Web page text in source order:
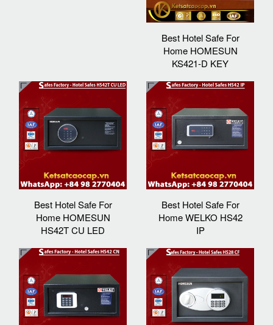
Best Hotel Safe For
Home HOMESUN
KS421-D KEY
Best Hotel Safe For
Home HOMESUN
HS42T CU LED
Best Hotel Safe For
Home WELKO HS42
IP